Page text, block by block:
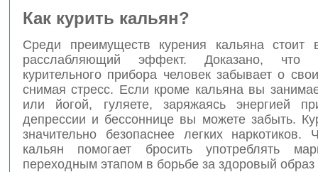
Как курить кальян?
Среди преимуществ курения кальяна стоит
расслабляющий эффект. Доказано,
курительного прибора человек забывает о
снимая стресс. Если кроме кальяна вы
или йогой, гуляете, заряжаясь энергией
депрессии и бессоннице вы можете забыть.
значительно безопаснее легких наркотиков.
кальян помогает бросить употреблять
переходным этапом в борьбе за здоровый образ